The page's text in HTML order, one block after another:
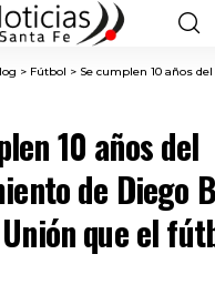
> Fútbol > Se cumplen 10 años del fallecimiento de Diego
10 años del
de Diego
que el